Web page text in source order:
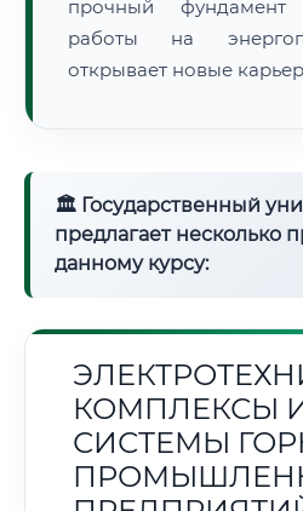
прочный
работы на
открывает новые
🏛 Государственный
предлагает несколько
данному курсу:
КОМПЛЕКСЫ
СИСТЕМЫ